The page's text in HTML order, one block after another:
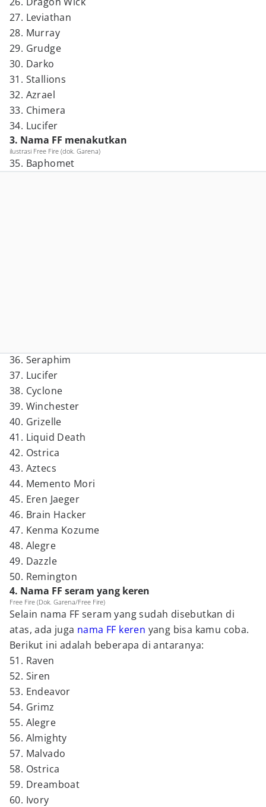
27. Leviathan
28. Murray
29. Grudge
30. Darko
31. Stallions
32. Azrael
33. Chimera
34. Lucifer
3. Nama FF menakutkan
ilustrasi Free Fire (dok. Garena)
35. Baphomet
36. Seraphim
37. Lucifer
38. Cyclone
39. Winchester
40. Grizelle
41. Liquid Death
42. Ostrica
43. Aztecs
44. Memento Mori
45. Eren Jaeger
46. Brain Hacker
47. Kenma Kozume
48. Alegre
49. Dazzle
50. Remington
4. Nama FF seram yang keren
Free Fire (Dok. Garena/Free Fire)
Selain nama FF seram yang sudah disebutkan di
atas, ada juga nama FF keren yang bisa kamu coba.
Berikut ini adalah beberapa di antaranya:
51. Raven
52. Siren
53. Endeavor
54. Grimz
55. Alegre
56. Almighty
57. Malvado
58. Ostrica
59. Dreamboat
60. Ivory